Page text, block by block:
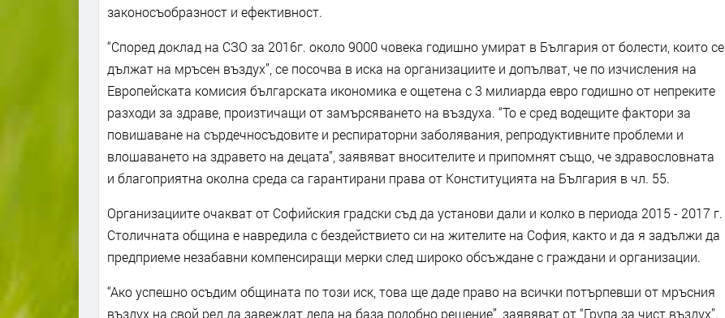
законосъобразност и ефективност.
“Според доклад на СЗО за 2016г. около 9000 човека годишно умират в България от болести, които се
дължат на мръсен въздух”, се посочва в иска на организациите и допълват, че по изчисления на
Европейската комисия българската икономика е ощетена с 3 милиарда евро годишно от непреките
разходи за здраве, произтичащи от замърсяването на въздуха. “То е сред водещите фактори за
повишаване на сърдечносъдовите и респираторни заболявания, репродуктивните проблеми и
влошаването на здравето на децата”, заявяват вносителите и припомнят също, че здравословната
и благоприятна околна среда са гарантирани права от Конституцията на България в чл. 55.
Организациите очакват от Софийския градски съд да установи дали и колко в периода 2015 - 2017 г.
Столичната община е навредила с бездействието си на жителите на София, както и да я задължи да
предприеме незабавни компенсиращи мерки след широко обсъждане с граждани и организации.
“Ако успешно осъдим общината по този иск, това ще даде право на всички потърпевши от мръсния
въздух на свой ред да завеждат дела на база подобно решение”, заявяват от “Група за чист въздух”.